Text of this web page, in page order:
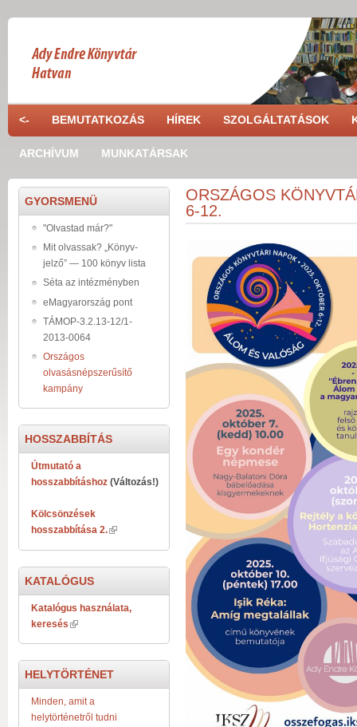
<- BEMUTATKOZÁS HÍREK SZOLGÁLTATÁSOK
ARCHÍVUM MUNKATÁRSAK
ORSZÁGOS
6-12.
GYORSMENÜ
"Olvastad már?"
Mit olvassak? „Könyv-
jelző” — 100 könyv lista
Séta az intézményben
eMagyarország pont
TÁMOP-3.2.13-12/1-
2013-0064
Országos
olvasásnépszerűsítő
kampány
HOSSZABBÍTÁS
Útmutató a
hosszabbításhoz (Változás!)
Kölcsönzések
hosszabbítása 2.
KATALÓGUS
Katalógus használata,
keresés
HELYTÖRTÉNET
Minden, amit a
helytörténetről tudni